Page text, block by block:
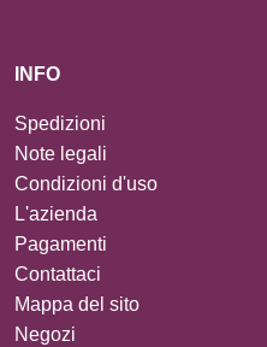
INFO
Spedizioni
Note legali
Condizioni d'uso
L'azienda
Pagamenti
Contattaci
Mappa del sito
Negozi